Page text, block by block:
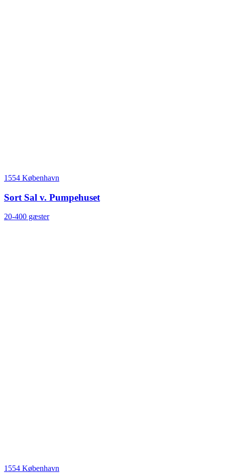
1554 København
Sort Sal v. Pumpehuset
20-400 gæster
1554 København